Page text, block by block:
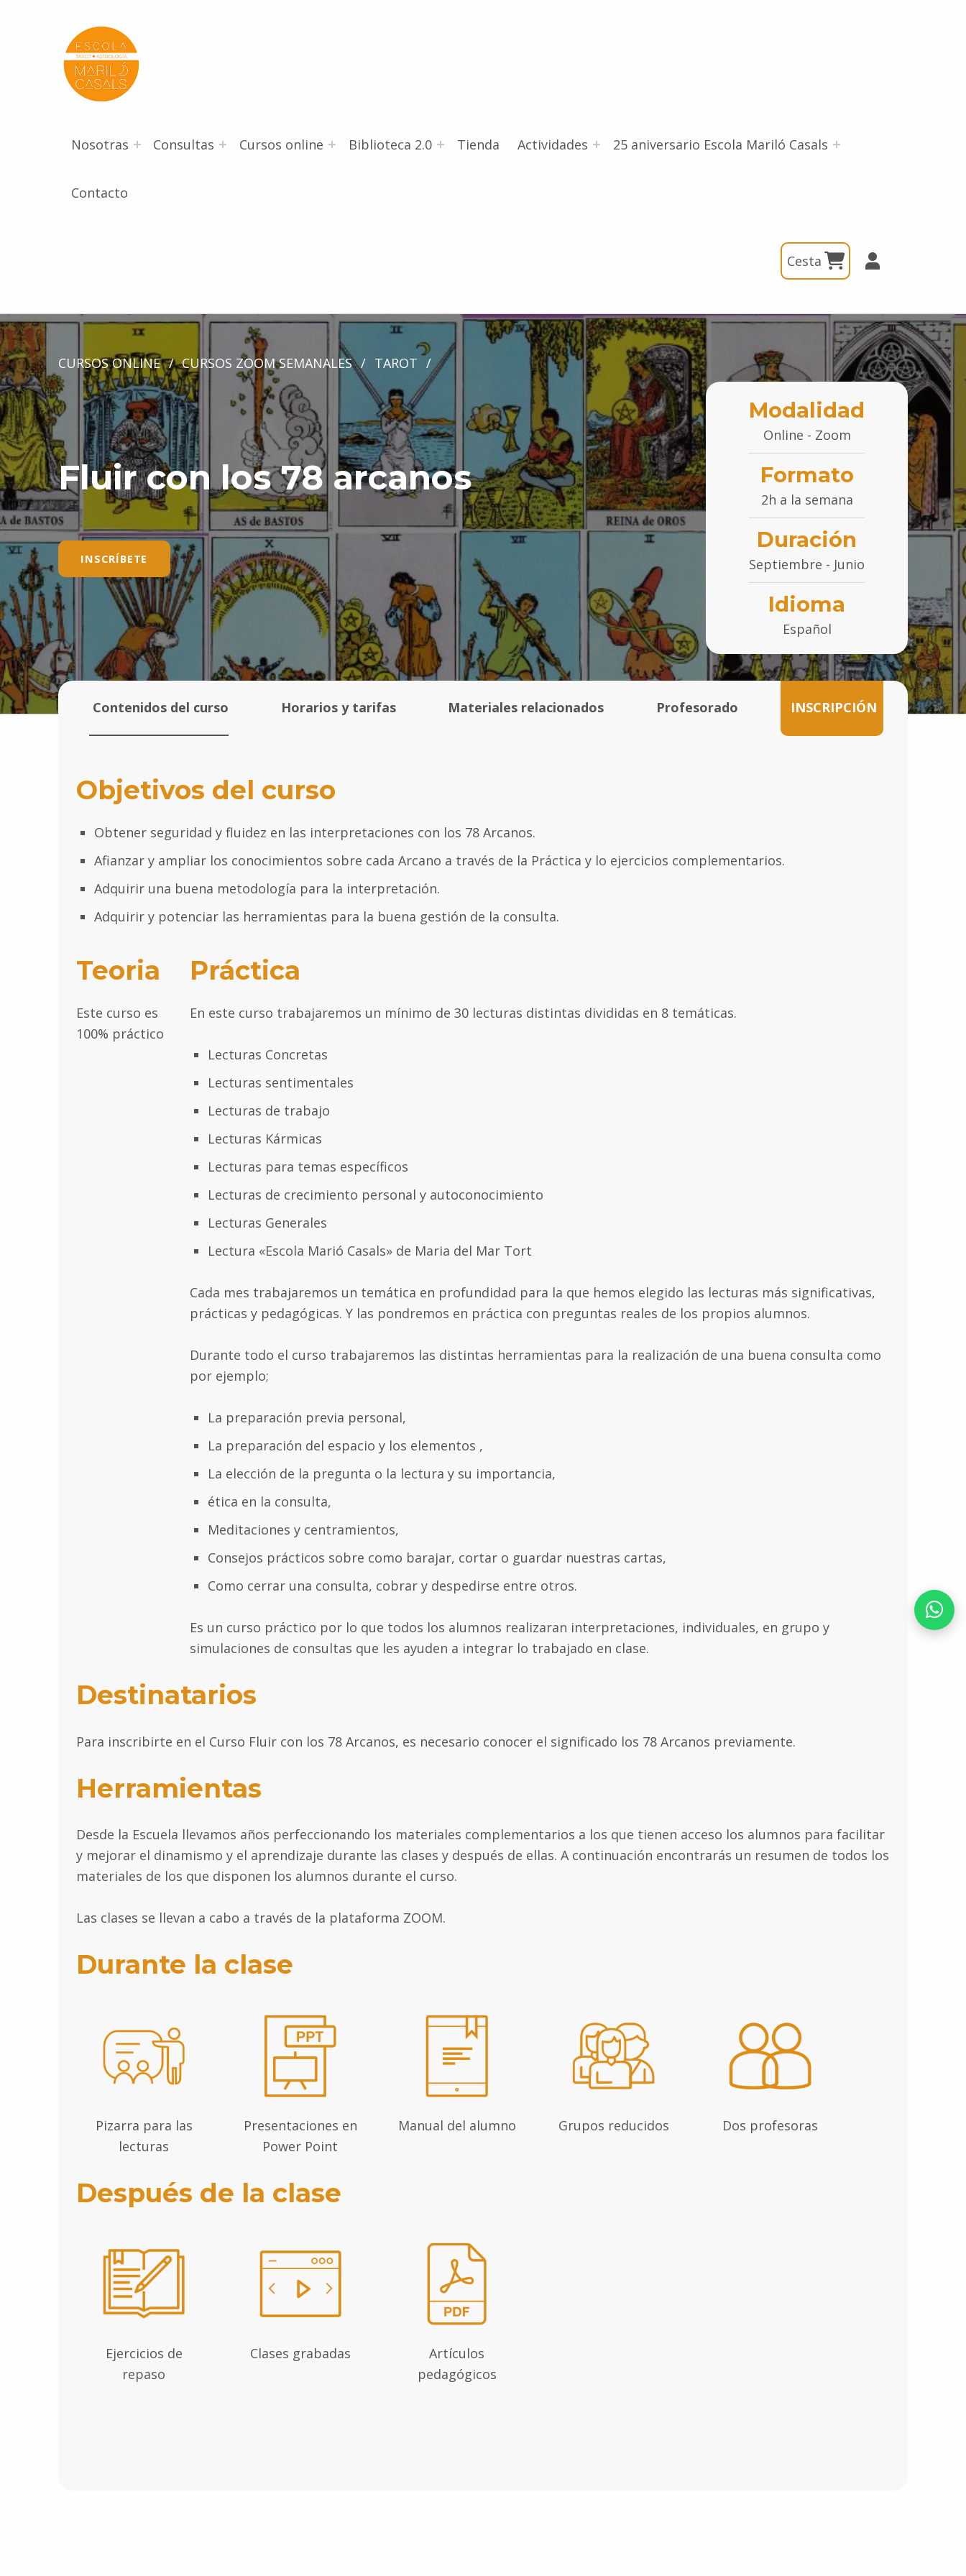
Nosotras Consultas Cursos online Biblioteca 2.0 Tienda Actividades 25 aniversario Escola Mariló Casals
Contacto
Cesta
CURSOS ONLINE / CURSOS ZOOM SEMANALES / TAROT /
Fluir con los 78 arcanos
INSCRÍBETE
Modalidad
Online - Zoom
Formato
2h a la semana
Duración
Septiembre - Junio
Idioma
Español
Contenidos del curso Horarios y tarifas Materiales relacionados Profesorado INSCRIPCIÓN
Objetivos del curso
Obtener seguridad y fluidez en las interpretaciones con los 78 Arcanos.
Afianzar y ampliar los conocimientos sobre cada Arcano a través de la Práctica y lo ejercicios complementarios.
Adquirir una buena metodología para la interpretación.
Adquirir y potenciar las herramientas para la buena gestión de la consulta.
Teoria
Este curso es
100% práctico
Práctica
En este curso trabajaremos un mínimo de 30 lecturas distintas divididas en 8 temáticas.
Lecturas Concretas
Lecturas sentimentales
Lecturas de trabajo
Lecturas Kármicas
Lecturas para temas específicos
Lecturas de crecimiento personal y autoconocimiento
Lecturas Generales
Lectura «Escola Marió Casals» de Maria del Mar Tort
Cada mes trabajaremos un temática en profundidad para la que hemos elegido las lecturas más significativas,
prácticas y pedagógicas. Y las pondremos en práctica con preguntas reales de los propios alumnos.
Durante todo el curso trabajaremos las distintas herramientas para la realización de una buena consulta como
por ejemplo;
La preparación previa personal,
La preparación del espacio y los elementos ,
La elección de la pregunta o la lectura y su importancia,
ética en la consulta,
Meditaciones y centramientos,
Consejos prácticos sobre como barajar, cortar o guardar nuestras cartas,
Como cerrar una consulta, cobrar y despedirse entre otros.
Es un curso práctico por lo que todos los alumnos realizaran interpretaciones, individuales, en grupo y
simulaciones de consultas que les ayuden a integrar lo trabajado en clase.
Destinatarios
Para inscribirte en el Curso Fluir con los 78 Arcanos, es necesario conocer el significado los 78 Arcanos previamente.
Herramientas
Desde la Escuela llevamos años perfeccionando los materiales complementarios a los que tienen acceso los alumnos para facilitar
y mejorar el dinamismo y el aprendizaje durante las clases y después de ellas. A continuación encontrarás un resumen de todos los
materiales de los que disponen los alumnos durante el curso.
Las clases se llevan a cabo a través de la plataforma ZOOM.
Durante la clase
Pizarra para las
lecturas
Presentaciones en
Power Point
Manual del alumno Grupos reducidos Dos profesoras
Después de la clase
Ejercicios de
repaso
Clases grabadas
Artículos
pedagógicos